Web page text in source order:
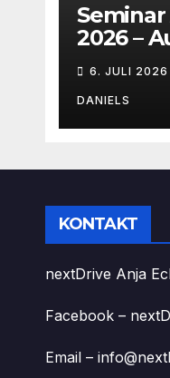
Seminar
2026 –
ab 399€!!!
6. JULI 2026
DANIELS
KONTAKT
nextDrive Anja
Facebook –
Email –